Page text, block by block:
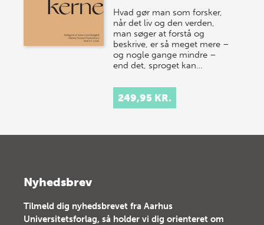
Hvad gør man som forsker,
når det liv og den verden,
man søger at forstå og
beskrive, er så meget mere –
og nogle gange mindre –
end det, sproget kan…
249,95 KR.
Nyhedsbrev
Tilmeld dig nyhedsbrevet fra Aarhus
Universitetsforlag, så holder vi dig orienteret om